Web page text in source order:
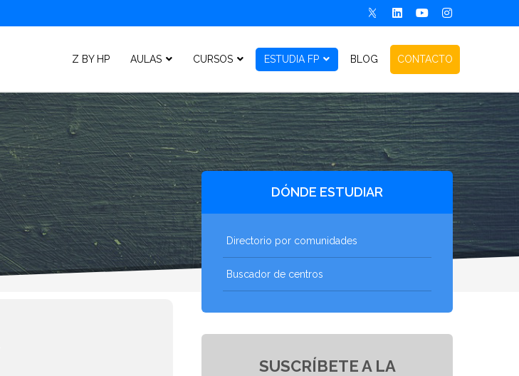
Z BY HP AULAS CURSOS ESTUDIA FP BLOG CONTACTO
DÓNDE ESTUDIAR
Directorio por comunidades
Buscador de centros
SUSCRÍBETE A LA